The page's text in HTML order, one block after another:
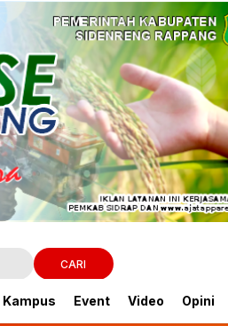
CARI
Kampus Event Video Opini